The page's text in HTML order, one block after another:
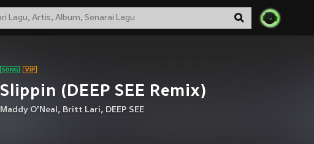
Slippin (DEEP SEE Remix)
Maddy O'Neal, Britt Lari, DEEP SEE